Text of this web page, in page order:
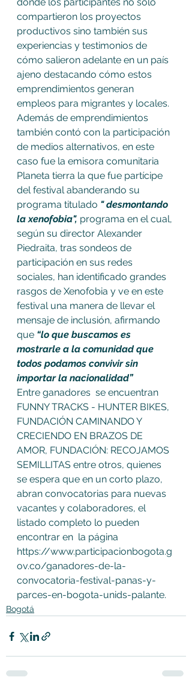
donde los participantes no sólo
compartieron los proyectos
productivos sino también sus
experiencias y testimonios de
cómo salieron adelante en un país
ajeno destacando cómo estos
emprendimientos generan
empleos para migrantes y locales.
Además de emprendimientos
también contó con la participación
de medios alternativos, en este
caso fue la emisora comunitaria
Planeta tierra la que fue partícipe
del festival abanderando su
programa titulado " desmontando
la xenofobia", programa en el cual,
según su director Alexander
Piedraita, tras sondeos de
participación en sus redes
sociales, han identificado grandes
rasgos de Xenofobia y ve en este
festival una manera de llevar el
mensaje de inclusión, afirmando
que “lo que buscamos es
mostrarle a la comunidad que
todos podamos convivir sin
importar la nacionalidad”
Entre ganadores  se encuentran
FUNNY TRACKS - HUNTER BIKES,
FUNDACIÓN CAMINANDO Y
CRECIENDO EN BRAZOS DE
AMOR, FUNDACIÓN: RECOJAMOS
SEMILLITAS entre otros, quienes
se espera que en un corto plazo,
abran convocatorias para nuevas
vacantes y colaboradores, el
listado completo lo pueden
encontrar en  la página
https://www.participacionbogota.g
ov.co/ganadores-de-la-
convocatoria-festival-panas-y-
parces-en-bogota-unids-palante.
Bogotá